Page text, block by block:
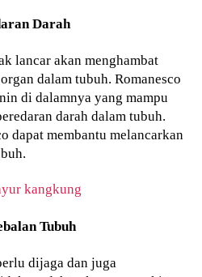
Darah
lancar akan menghambat
dalam tubuh. Romanesco
di dalamnya yang mampu
darah dalam tubuh.
dapat membantu melancarkan
kangkung
Tubuh
dijaga dan juga